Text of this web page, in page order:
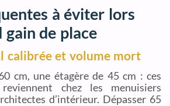
à éviter lors
gain de place
calibrée et volume mort
cm, une étagère de 45 cm : ces
chez les menuisiers
d’intérieur. Dépasser 65